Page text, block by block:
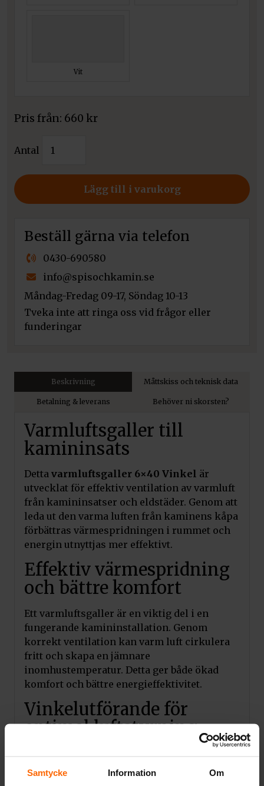
Samtycke Information Om
Vit
Pris från: 660 kr
Antal
6x40
Lägg till i varukorg
Beställ gärna via telefon
0430-690580
info@spisochkamin.se
Måndag-Fredag 09-17, Söndag 10-13
Tveka inte att ringa oss vid frågor eller
funderingar
Beskrivning Måttskiss och teknisk data
Betalning & leverans Behöver ni skorsten?
Varmluftsgaller till
kamininsats
Detta varmluftsgaller 6×40 Vinkel är
utvecklat för effektiv ventilation av varmluft
från kamininsatser och eldstäder. Genom att
leda ut den varma luften från kaminens kåpa
förbättras värmespridningen i rummet och
energin utnyttjas mer effektivt.
Effektiv värmespridning
och bättre komfort
Ett varmluftsgaller är en viktig del i en
fungerande kamininstallation. Genom
korrekt ventilation kan varm luft cirkulera
fritt och skapa en jämnare
inomhustemperatur. Detta ger både ökad
komfort och bättre energieffektivitet.
Vinkelutförande för
optimal luftstyrning
på ett kontrollerat sätt ut i rummet. Detta
förbättrar luftflödet och ger en mer effektiv